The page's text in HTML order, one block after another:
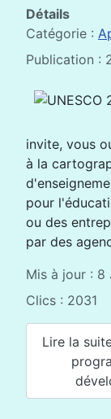
Détails
Catégorie :
Publication :
invite, vous
à la
pour
ou des
par des
Mis à jour : 8
Clics : 2031
Lire la